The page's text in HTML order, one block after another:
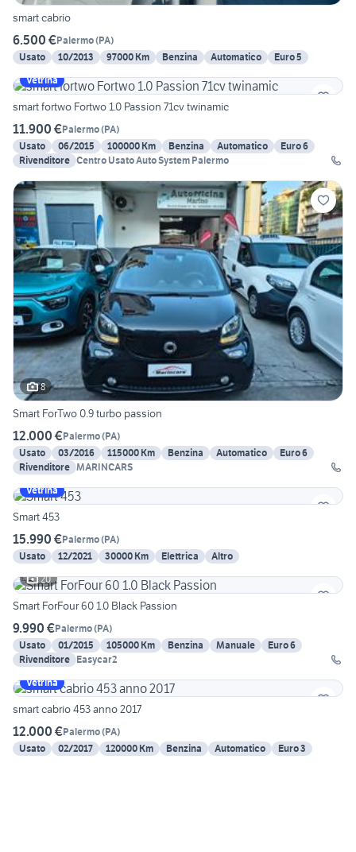
smart cabrio
6.500 €Palermo(PA)
Usato
10/2013 97000 Km Benzina Automatico
Euro 5
Vetrina
smart fortwo Fortwo 1.0 Passion 71cv twinamic
11.900 €Palermo(PA)
Usato
06/2015 100000 Km Benzina Automatico
Euro 6
Rivenditore Centro Usato Auto System Palermo
8
Smart ForTwo 0.9 turbo passion
12.000 €Palermo(PA)
Usato
03/2016 115000 Km Benzina Automatico
Euro 6
Rivenditore MARINCARS
Vetrina
Smart 453
15.990 €Palermo(PA)
Usato
12/2021 30000 Km Elettrica
Altro
20
Smart ForFour 60 1.0 Black Passion
9.990 €Palermo(PA)
Usato
01/2015 105000 Km Benzina Manuale
Euro 6
Rivenditore Easycar2
Vetrina
smart cabrio 453 anno 2017
12.000 €Palermo(PA)
Usato
02/2017 120000 Km Benzina Automatico Euro 3